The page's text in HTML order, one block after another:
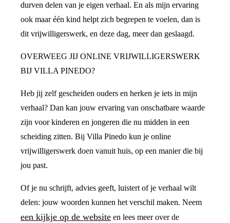
durven delen van je eigen verhaal. En als mijn ervaring
ook maar één kind helpt zich begrepen te voelen, dan is
dit vrijwilligerswerk, en deze dag, meer dan geslaagd.
OVERWEEG JIJ ONLINE VRIJWILLIGERSWERK
BIJ VILLA PINEDO?
Heb jij zelf gescheiden ouders en herken je iets in mijn
verhaal? Dan kan jouw ervaring van onschatbare waarde
zijn voor kinderen en jongeren die nu midden in een
scheiding zitten. Bij Villa Pinedo kun je online
vrijwilligerswerk doen vanuit huis, op een manier die bij
jou past.
Of je nu schrijft, advies geeft, luistert of je verhaal wilt
delen: jouw woorden kunnen het verschil maken. Neem
een kijkje op de website en lees meer over de